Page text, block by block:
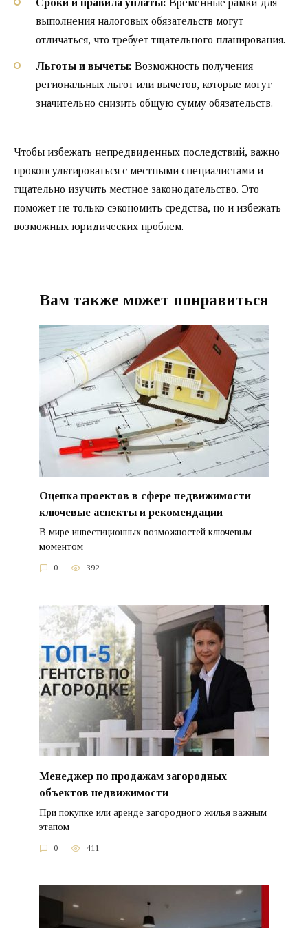
Сроки и правила уплаты: Временные рамки для
выполнения налоговых обязательств могут
отличаться, что требует тщательного планирования.
Льготы и вычеты: Возможность получения
региональных льгот или вычетов, которые могут
значительно снизить общую сумму обязательств.
Чтобы избежать непредвиденных последствий, важно
проконсультироваться с местными специалистами и
тщательно изучить местное законодательство. Это
поможет не только сэкономить средства, но и избежать
возможных юридических проблем.
Вам также может понравиться
Оценка проектов в сфере недвижимости —
ключевые аспекты и рекомендации
В мире инвестиционных возможностей ключевым
моментом
0 392
Менеджер по продажам загородных
объектов недвижимости
При покупке или аренде загородного жилья важным
этапом
0 411